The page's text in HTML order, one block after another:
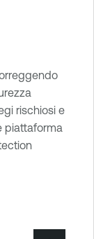
rischiosi e
piattaforma